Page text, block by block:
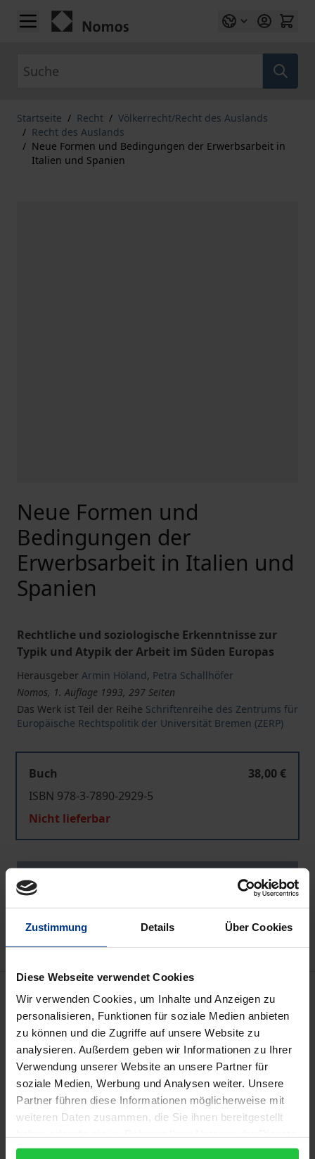
Zustimmung Details Über Cookies
Diese Webseite verwendet Cookies
Wir verwenden Cookies, um Inhalte und Anzeigen zu
personalisieren, Funktionen für soziale Medien anbieten
zu können und die Zugriffe auf unsere Website zu
analysieren. Außerdem geben wir Informationen zu Ihrer
Verwendung unserer Website an unsere Partner für
soziale Medien, Werbung und Analysen weiter. Unsere
Partner führen diese Informationen möglicherweise mit
weiteren Daten zusammen, die Sie ihnen bereitgestellt
gesammelt haben.
Zum Inhalt springen
Startseite / Recht / Völkerrecht/Recht des Auslands
/ Recht des Auslands
/ Neue Formen und Bedingungen der Erwerbsarbeit in
Italien und Spanien
Neue Formen und
Bedingungen der
Erwerbsarbeit in Italien und
Spanien
Rechtliche und soziologische Erkenntnisse zur
Typik und Atypik der Arbeit im Süden Europas
Herausgeber Armin Höland, Petra Schallhöfer
Nomos, 1. Auflage 1993, 297 Seiten
Das Werk ist Teil der Reihe Schriftenreihe des Zentrums für
Europäische Rechtspolitik der Universität Bremen (ZERP)
Buch
38,00 €
ISBN 978-3-7890-2929-5
Nicht lieferbar
Gesellschaftliche Individualisierungsprozesse,
wirtschaftlicher Wandel und eine anhaltende
Beschäftigungskrise haben auch in den
südeuropäischen Mitgliedstaaten Italien und
Spanien vielfältige neue Formen und Bedingungen
und das Recht der Beschäftigungsförderung haben